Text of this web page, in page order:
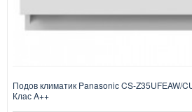
Подов климатик Panasonic CS-Z35UFEAW/
Клас A++